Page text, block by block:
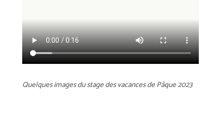
Quelques images du stage des vacances de Pâque 2023